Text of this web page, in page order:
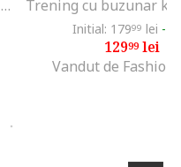
Trening cu buzunar kangaroo si logo brodat, Albastru prafuit
Initial: 17999 lei -
12999lei
Vandut de Fashion